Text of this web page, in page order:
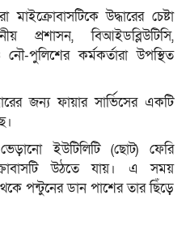
মাইক্রোবাসটিকে উদ্ধারের চেষ্টা
প্রশাসন, বিআইডব্লিউটিসি,
পুলিশের কর্মকর্তারা উপস্থিত
জন্য ফায়ার সার্ভিসের একটি
ইউটিলিটি (ছোট) ফেরি
উঠতে যায়। এ সময়
পন্টুনের ডান পাশের তার ছিঁড়ে